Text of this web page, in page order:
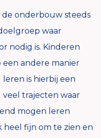
onderbouw steeds
waar
nodig is. Kinderen
andere manier
is hierbij een
veel trajecten waar
mogen leren
heel fijn om te zien en